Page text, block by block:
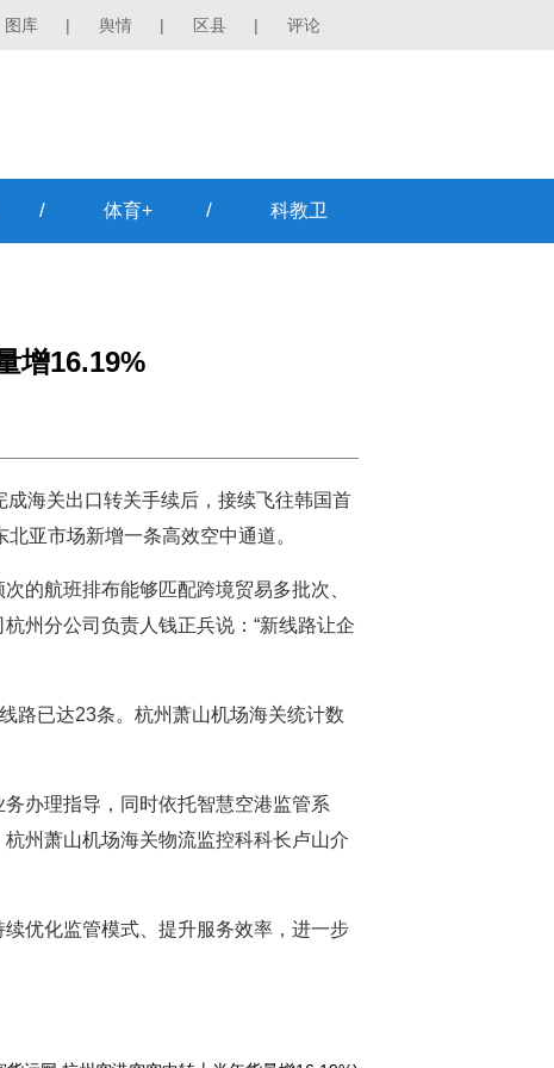
图库 | 舆情 | 区县 | 评论
/ 体育+ / 科教卫
增16.19%
海关出口转关手续后，接续飞往韩国首
亚市场新增一条高效空中通道。
的航班排布能够匹配跨境贸易多批次、
州分公司负责人钱正兵说：“新线路让企
路已达23条。杭州萧山机场海关统计数
办理指导，同时依托智慧空港监管系
州萧山机场海关物流监控科科长卢山介
优化监管模式、提升服务效率，进一步